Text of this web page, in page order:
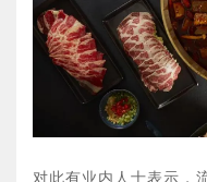
对此有业内人士表示，